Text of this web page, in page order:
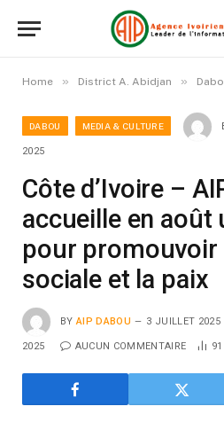
Home » District A. Abidjan »
DABOU MEDIA & CULTURE
2025
Côte d’Ivoire –
accueille en août
pour promouvoir
sociale et la paix
BY AIP DABOU 3 JUILLET 2025
2025 AUCUN COMMENTAIRE 91